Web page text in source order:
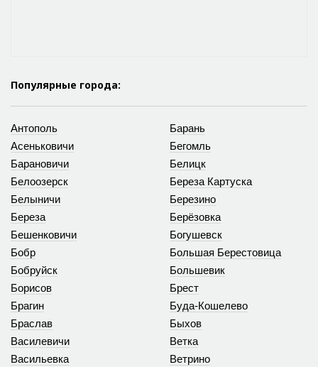
Популярные города:
Антополь
Асеньковичи
Барановичи
Барань
Бегомль
Белицк
Белоозерск
Белыничи
Береза
Береза Картуска
Березино
Берёзовка
Бешенковичи
Бобр
Бобруйск
Богушевск
Большая Берестовица
Большевик
Борисов
Брагин
Браслав
Брест
Буда-Кошелево
Быхов
Василевичи
Васильевка
Ветка
Ветрино